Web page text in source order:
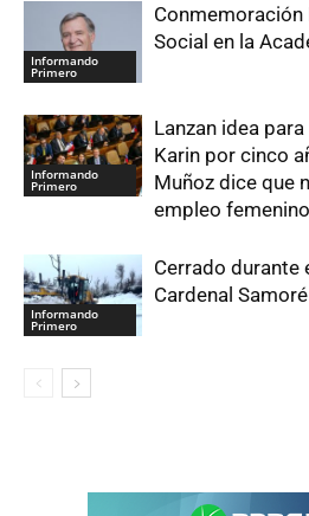
Informando
Primero
Conmemoración
Social en la
Informando
Primero
Lanzan idea
Karin por cinco
Muñoz dice que
empleo femenino
Informando
Primero
Cerrado durante
Cardenal Samoré